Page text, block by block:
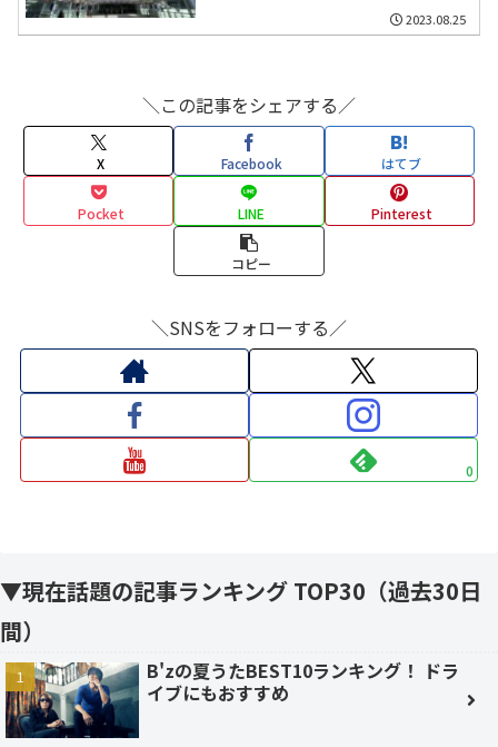
2023.08.25
＼この記事をシェアする／
X Facebook はてブ
Pocket LINE Pinterest
コピー
＼SNSをフォローする／
0
▼現在話題の記事ランキング TOP30（過去30日
間）
B'zの夏うたBEST10ランキング！ ドラ
イブにもおすすめ